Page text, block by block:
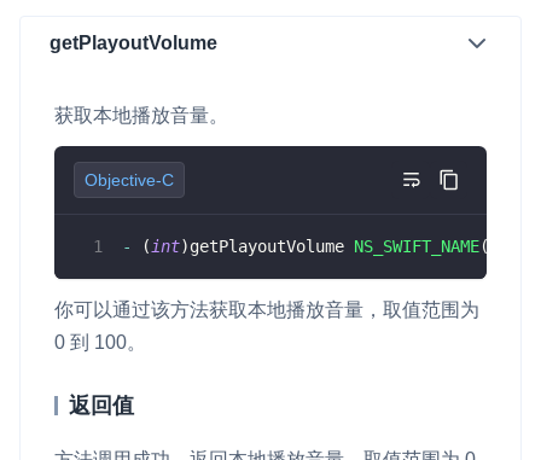
getPlayoutVolume
获取本地播放音量。
Objective-C
- ( int)getPlayoutVolume NS_SWIFT_NAME(
你可以通过该方法获取本地播放音量，取值范围为
0 到 100。
返回值